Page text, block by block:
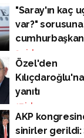
"Saray'ın kaç
var?" sorusuna
yardımcısı
Yılmaz'dan
yanıt
34 izlenme
Özel'den
yanıtı
17izlenme
AKP
sinirler gerildi: